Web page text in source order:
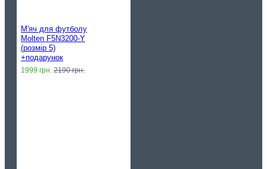
М'яч для футболу
Molten F5N3200-Y
(розмір 5)
+подарунок
1999 грн. 2190 грн.